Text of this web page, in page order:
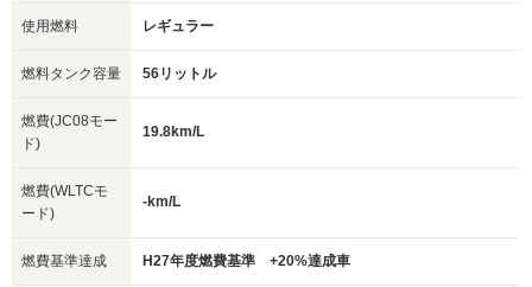
使用燃料 レギュラー
燃料タンク容量 56リットル
燃費(JC08モー
ド)
19.8km/L
燃費(WLTCモ
ード)
-km/L
燃費基準達成 H27年度燃費基準 +20%達成車